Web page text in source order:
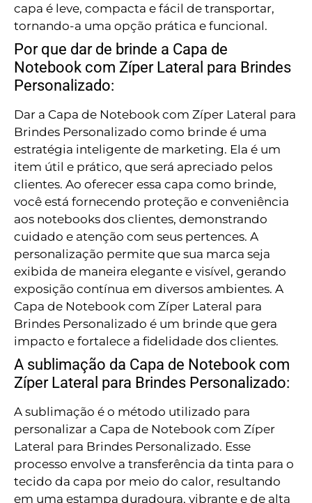
capa é leve, compacta e fácil de transportar,
tornando-a uma opção prática e funcional.
Por que dar de brinde a Capa de
Notebook com Zíper Lateral para Brindes
Personalizado:
Dar a Capa de Notebook com Zíper Lateral para
Brindes Personalizado como brinde é uma
estratégia inteligente de marketing. Ela é um
item útil e prático, que será apreciado pelos
clientes. Ao oferecer essa capa como brinde,
você está fornecendo proteção e conveniência
aos notebooks dos clientes, demonstrando
cuidado e atenção com seus pertences. A
personalização permite que sua marca seja
exibida de maneira elegante e visível, gerando
exposição contínua em diversos ambientes. A
Capa de Notebook com Zíper Lateral para
Brindes Personalizado é um brinde que gera
impacto e fortalece a fidelidade dos clientes.
A sublimação da Capa de Notebook com
Zíper Lateral para Brindes Personalizado:
A sublimação é o método utilizado para
personalizar a Capa de Notebook com Zíper
Lateral para Brindes Personalizado. Esse
processo envolve a transferência da tinta para o
tecido da capa por meio do calor, resultando
em uma estampa duradoura, vibrante e de alta